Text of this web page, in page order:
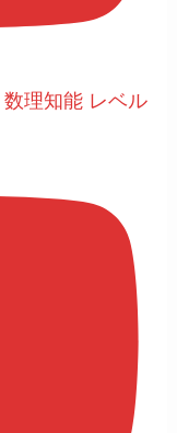
数理知能 レベル